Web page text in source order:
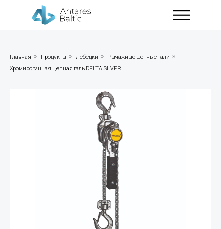
Главная » Продукты » Лебедки » Рычажные цепные тали »
Хромированная цепная таль DELTA SILVER